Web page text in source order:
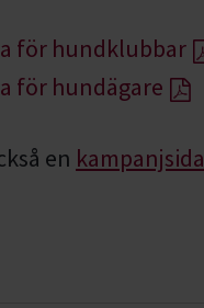
för hundklubbar
för hundägare
en kampanjsida